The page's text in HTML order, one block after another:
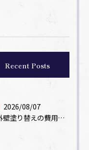
Recent Posts
2026/08/07
外壁塗り替えの費用相場は？坪数別の価格目安と安く抑えるコツ【一級塗装士解説】